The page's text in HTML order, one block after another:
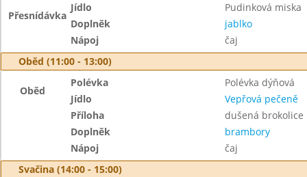
Přesnídávka
Jídlo
Pudinková miska
Doplněk
jablko
Nápoj
čaj
Oběd (11:00 - 13:00)
Oběd
Polévka
Polévka dýňová
Jídlo
Vepřová pečeně
Příloha
dušená brokolice
Doplněk
brambory
Nápoj
čaj
Svačina (14:00 - 15:00)